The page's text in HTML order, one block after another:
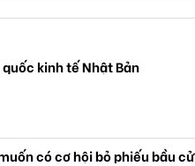
kinh tế Nhật Bản
có cơ hội bỏ phiếu bầu cử